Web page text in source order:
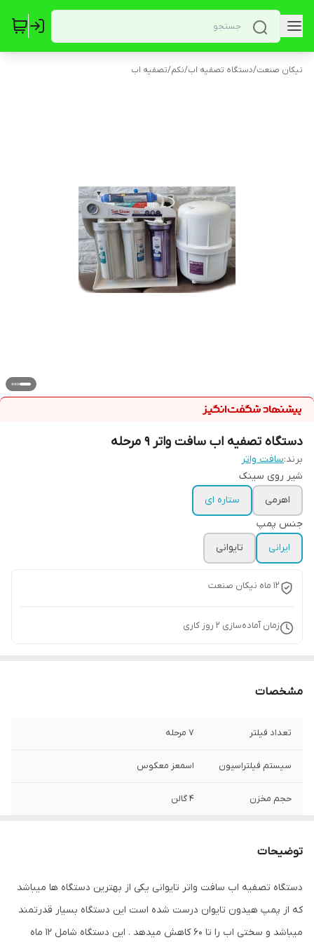
نیکان صنعت/دستگاه تصفیه اب/نکم/تصفیه اب
دستگاه تصفیه اب سافت واتر ۹ مرحله
برند:سافت واتر
شیر روی سینک
اهرمی
ستاره ای
جنس پمپ
ایرانی
تایوانی
۱۲ ماه نیکان صنعت
زمان آماده‌سازی 2 روز کاری
مشخصات
تعداد فیلتر ۷ مرحله
سیستم فیلتراسیون اسمعز معکوس
حجم مخزن ۴ گالن
جنس فیلتر کربن و گیاهی
توضیحات
دستگاه تصفیه اب سافت واتر تایوانی یکی از بهترین دستگاه ها میباشد
که از پمپ هیدون تایوان درست شده است این دستگاه بسیار قدرتمند
میباشد و سختی اب را تا ۶۰ کاهش میدهد . این دستگاه شامل ۱۲ ماه